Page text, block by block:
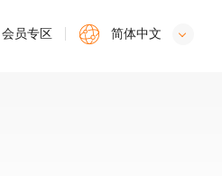
会员专区 简体中文